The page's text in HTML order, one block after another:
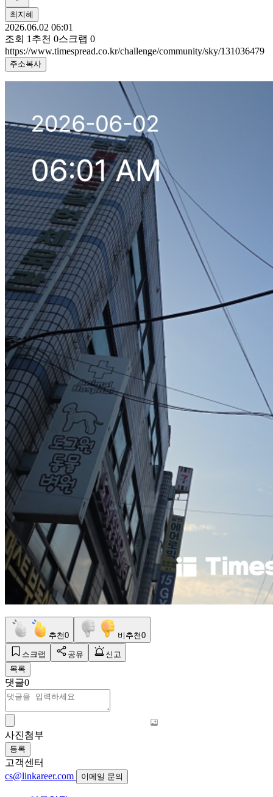
최지혜
2026.06.02 06:01
조회 1 추천 0스크랩 0
https://www.timespread.co.kr/challenge/community/sky/131036479
주소복사
추천0 비추천0
스크랩 공유
신고
목록
댓글0
사진첨부
등록
고객센터
cs@linkareer.com
이메일 문의